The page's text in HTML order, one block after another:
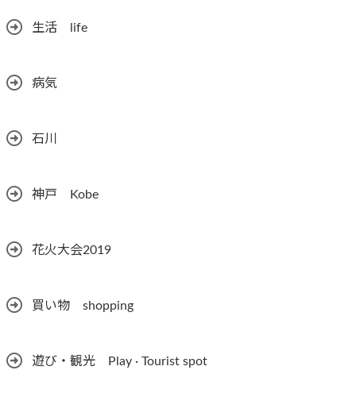
生活 life
病気
石川
神戸 Kobe
花火大会2019
買い物 shopping
遊び・観光 Play · Tourist spot